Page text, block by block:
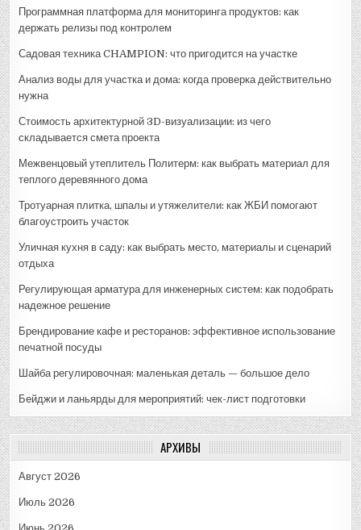
Программная платформа для мониторинга продуктов: как
держать релизы под контролем
Садовая техника CHAMPION: что пригодится на участке
Анализ воды для участка и дома: когда проверка действительно
нужна
Стоимость архитектурной 3D-визуализации: из чего
складывается смета проекта
Межвенцовый утеплитель Политерм: как выбрать материал для
теплого деревянного дома
Тротуарная плитка, шпалы и утяжелители: как ЖБИ помогают
благоустроить участок
Уличная кухня в саду: как выбрать место, материалы и сценарий
отдыха
Регулирующая арматура для инженерных систем: как подобрать
надежное решение
Брендирование кафе и ресторанов: эффективное использование
печатной посуды
Шайба регулировочная: маленькая деталь — большое дело
Бейджи и ланьярды для мероприятий: чек-лист подготовки
АРХИВЫ
Август 2026
Июль 2026